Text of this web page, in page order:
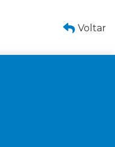
Voltar